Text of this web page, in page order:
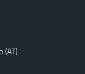
(AT)